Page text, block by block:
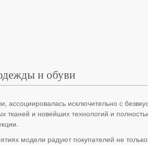
и обуви
ассоциировалась исключительно с
тканей и новейших технологий и
модели радуют покупателей не